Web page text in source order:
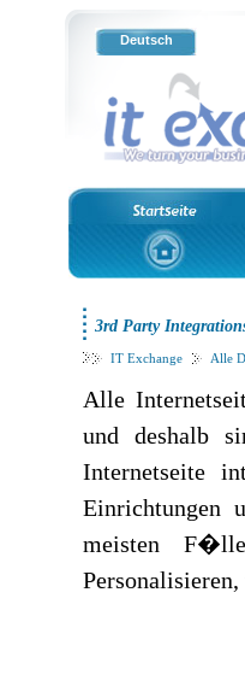
3rd Party
IT Exchange Alle
Alle
und deshalb
Internetseite
Einrichtungen
meisten
Deutsch